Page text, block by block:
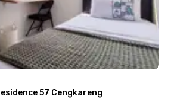
57 Cengkareng